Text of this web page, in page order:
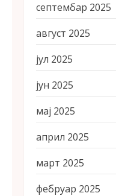
септембар 2025
август 2025
јул 2025
јун 2025
мај 2025
април 2025
март 2025
фебруар 2025